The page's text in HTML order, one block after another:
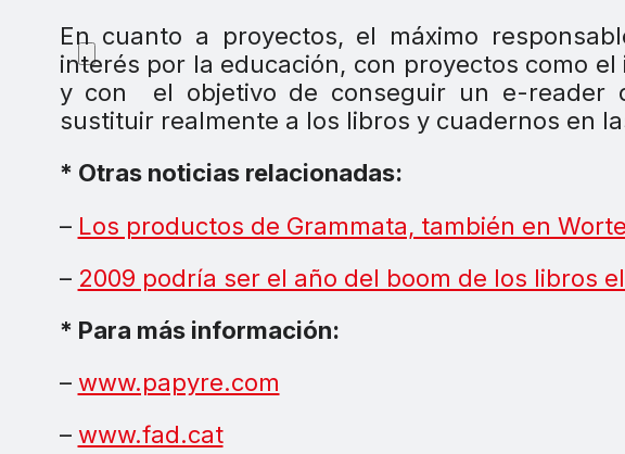
En cuanto a proyectos, el máximo
interés por la educación, con proyectos como
y con el objetivo de conseguir un e-reader
sustituir realmente a los libros y cuadernos en
* Otras noticias relacionadas:
– Los productos de Grammata, también en
– 2009 podría ser el año del boom de los libros
* Para más información:
– www.papyre.com
– www.fad.cat